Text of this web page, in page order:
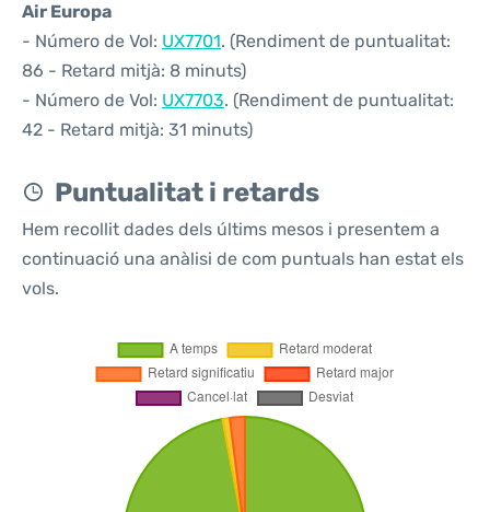
Air Europa
- Número de Vol: UX7701. (Rendiment de puntualitat:
86 - Retard mitjà: 8 minuts)
- Número de Vol: UX7703. (Rendiment de puntualitat:
42 - Retard mitjà: 31 minuts)
Puntualitat i retards
Hem recollit dades dels últims mesos i presentem a
continuació una anàlisi de com puntuals han estat els
vols.